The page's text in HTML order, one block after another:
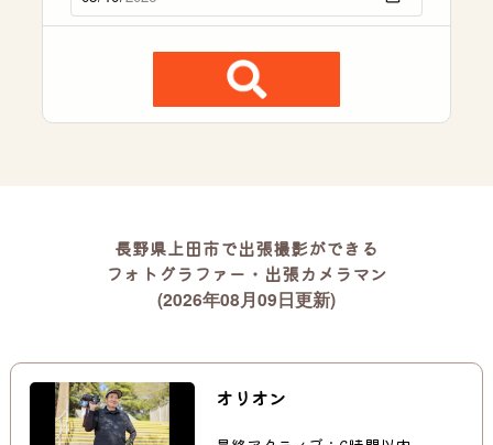
長野県上田市で出張撮影ができる
フォトグラファー・出張カメラマン
(2026年08月09日更新)
オリオン